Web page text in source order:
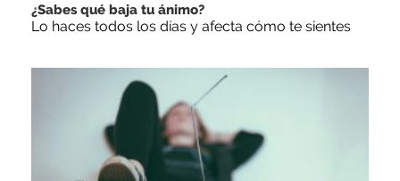
¿Sabes qué baja tu ánimo?
Lo haces todos los días y afecta cómo te sientes